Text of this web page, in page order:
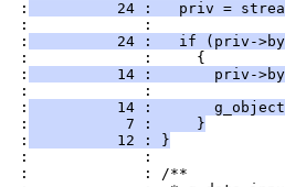
:
24 :   priv =
:             :
:
24 :   if (priv-
:             :     {
:
14 :       priv-
:             :
:
14 :
:
           7 :     }
:
          12 : }
:             :
:             : /**